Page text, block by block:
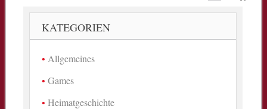
KATEGORIEN
Allgemeines
Games
Heimatgeschichte